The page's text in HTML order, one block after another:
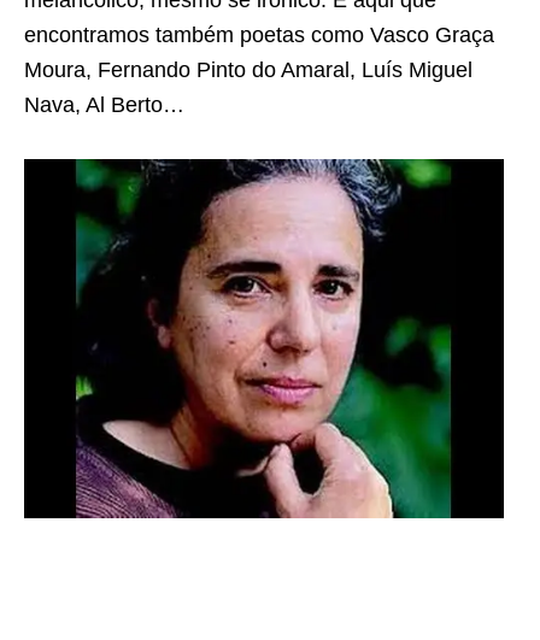
encontramos também poetas como Vasco Graça
Moura, Fernando Pinto do Amaral, Luís Miguel
Nava, Al Berto…